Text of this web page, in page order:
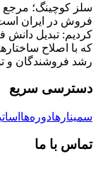
سلز کوچینگ؛
کردیم: تبدیل
که با اصلاح
رشد فروشندگان و
دسترسی سریع
سمینارهادوره‌ها
تماس با ما